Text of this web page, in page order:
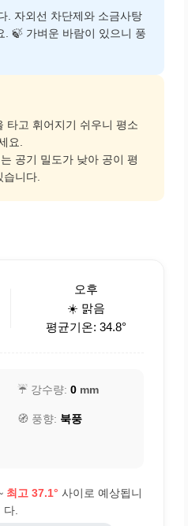
. 자외선 차단제와 소금사탕
. 🍃 가벼운 바람이 있으니 풍
타고 휘어지기 쉬우니 평소
요.
공기 밀도가 낮아 공이 평
습니다.
오후
☀️ 맑음
평균기온: 34.8°
☔ 강수량: 0 mm
🧭 풍향: 북풍
최고 37.1° 사이로 예상됩니
다.